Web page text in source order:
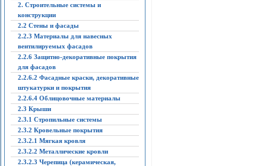
2. Строительные системы и
конструкции
2.2 Стены и фасады
2.2.3 Материалы для навесных
вентилируемых фасадов
2.2.6 Защитно-декоративные покрытия
для фасадов
2.2.6.2 Фасадные краски, декоративные
штукатурки и покрытия
2.2.6.4 Облицовочные материалы
2.3 Крыши
2.3.1 Стропильные системы
2.3.2 Кровельные покрытия
2.3.2.1 Мягкая кровля
2.3.2.2 Металлические кровли
2.3.2.3 Черепица (керамическая,